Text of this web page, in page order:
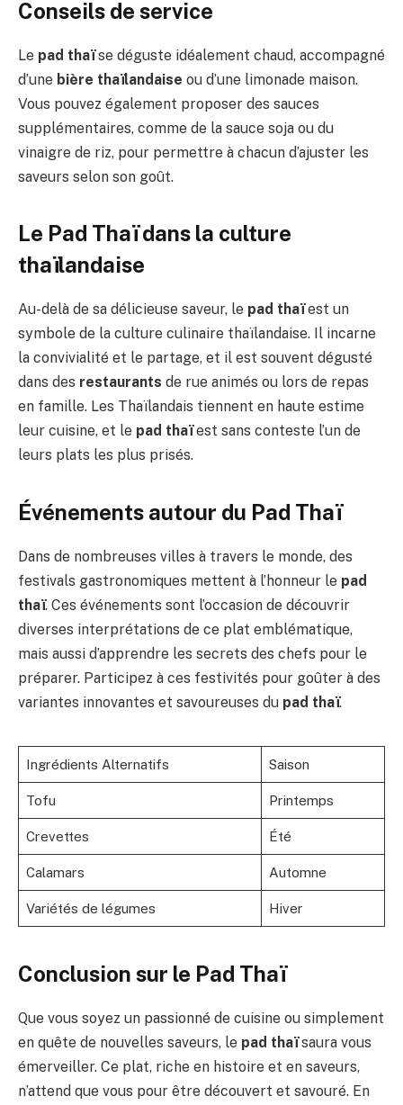
Conseils de service
Le pad thaïse déguste idéalement chaud, accompagné
d’une bière thaïlandaise ou d’une limonade maison.
Vous pouvez également proposer des sauces
supplémentaires, comme de la sauce soja ou du
vinaigre de riz, pour permettre à chacun d’ajuster les
saveurs selon son goût.
Le Pad Thaï dans la culture
thaïlandaise
Au-delà de sa délicieuse saveur, le pad thaïest un
symbole de la culture culinaire thaïlandaise. Il incarne
la convivialité et le partage, et il est souvent dégusté
dans des restaurants de rue animés ou lors de repas
en famille. Les Thaïlandais tiennent en haute estime
leur cuisine, et le pad thaïest sans conteste l’un de
leurs plats les plus prisés.
Événements autour du Pad Thaï
Dans de nombreuses villes à travers le monde, des
festivals gastronomiques mettent à l’honneur le pad
thaï. Ces événements sont l’occasion de découvrir
diverses interprétations de ce plat emblématique,
mais aussi d’apprendre les secrets des chefs pour le
préparer. Participez à ces festivités pour goûter à des
variantes innovantes et savoureuses du pad thaï.
Ingrédients Alternatifs Saison
Tofu Printemps
Crevettes Été
Calamars Automne
Variétés de légumes Hiver
Conclusion sur le Pad Thaï
Que vous soyez un passionné de cuisine ou simplement
en quête de nouvelles saveurs, le pad thaïsaura vous
émerveiller. Ce plat, riche en histoire et en saveurs,
n’attend que vous pour être découvert et savouré. En